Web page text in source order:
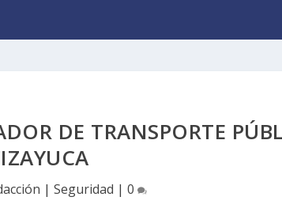
DE TRANSPORTE
| Seguridad | 0